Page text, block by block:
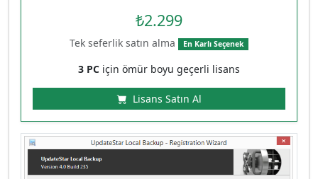
₺2.299
Tek seferlik satın alma En Karlı Seçenek
3 PC için ömür boyu geçerli lisans
Lisans Satın Al